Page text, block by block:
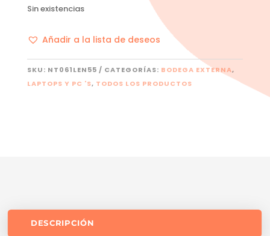
Sin existencias
Añadir a la lista de deseos
SKU: NT061LEN55 CATEGORÍAS: BODEGA EXTERNA,
LAPTOPS Y PC 'S, TODOS LOS PRODUCTOS
DESCRIPCIÓN